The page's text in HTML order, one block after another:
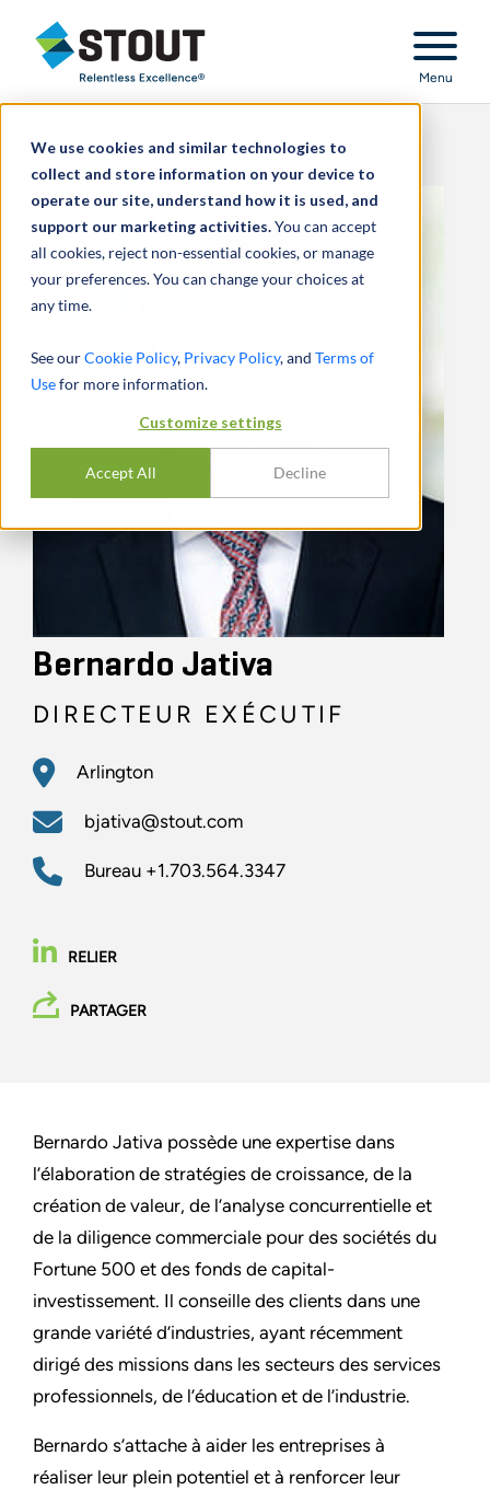
We use cookies and similar technologies to
collect and store information on your device to
operate our site, understand how it is used, and
support our marketing activities.You can accept
all cookies, reject non-essential cookies, or manage
your preferences. You can change your choices at
any time.
See ourCookie Policy, Privacy Policy, and Terms of
Usefor more information.
Customize settings
Accept All Decline
Stout Relentless Excellence
Menu
Bernardo Jativa
DIRECTEUR EXÉCUTIF
Arlington
bjativa@stout.com
Bureau +1.703.564.3347
RELIER
PARTAGER
Bernardo Jativa possède une expertise dans
l’élaboration de stratégies de croissance, de la
création de valeur, de l’analyse concurrentielle et
de la diligence commerciale pour des sociétés du
Fortune 500 et des fonds de capital-
investissement. Il conseille des clients dans une
grande variété d’industries, ayant récemment
dirigé des missions dans les secteurs des services
professionnels, de l’éducation et de l’industrie.
Bernardo s’attache à aider les entreprises à
réaliser leur plein potentiel et à renforcer leur